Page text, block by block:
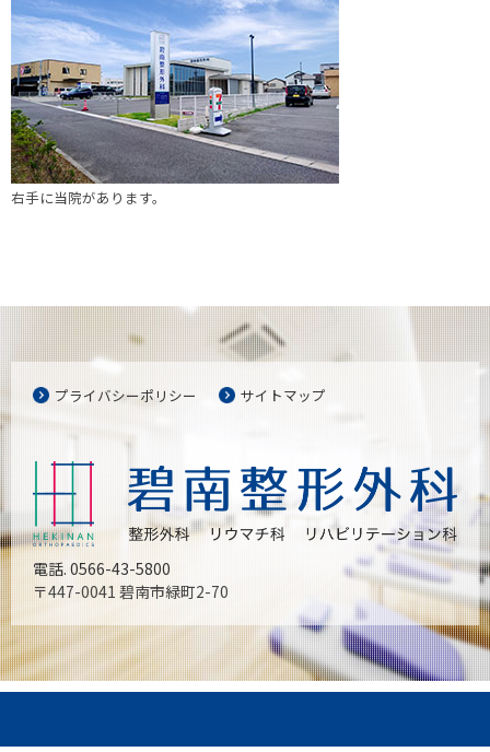
右手に当院があります。
プライバシーポリシー サイトマップ
電話. 0566-43-5800
〒447-0041 碧南市緑町2-70